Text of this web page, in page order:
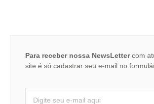
Para receber nossa NewsLettercom
site é só cadastrar seu e-mail no